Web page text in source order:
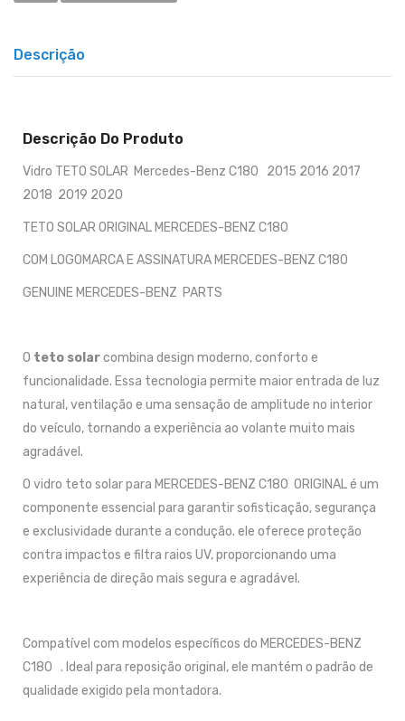
Descrição
Descrição Do Produto
Vidro TETO SOLAR Mercedes-Benz C180 2015 2016 2017
2018 2019 2020
TETO SOLAR ORIGINAL MERCEDES-BENZ C180
COM LOGOMARCA E ASSINATURA MERCEDES-BENZ C180
GENUINE MERCEDES-BENZ PARTS
O teto solarcombina design moderno, conforto e
funcionalidade. Essa tecnologia permite maior entrada de luz
natural, ventilação e uma sensação de amplitude no interior
do veículo, tornando a experiência ao volante muito mais
agradável.
O vidro teto solar para MERCEDES-BENZ C180 ORIGINAL é um
componente essencial para garantir sofisticação, segurança
e exclusividade durante a condução. ele oferece proteção
contra impactos e filtra raios UV, proporcionando uma
experiência de direção mais segura e agradável.
Compatível com modelos específicos do MERCEDES-BENZ
C180 . Ideal para reposição original, ele mantém o padrão de
qualidade exigido pela montadora.